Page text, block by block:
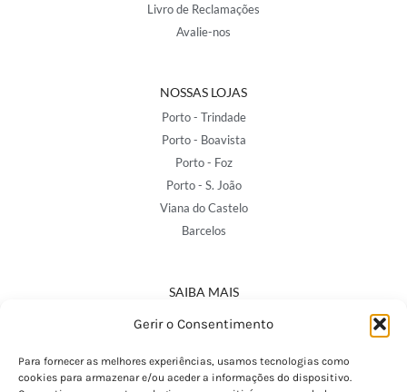
Gerir o Consentimento
Para fornecer as melhores experiências, usamos tecnologias como
cookies para armazenar e/ou aceder a informações do dispositivo.
Livro de Reclamações
Avalie-nos
NOSSAS LOJAS
Porto - Trindade
Porto - Boavista
Porto - Foz
Porto - S. João
Viana do Castelo
Barcelos
SAIBA MAIS
Política de Privacidade
Termos e Condições
Perguntas Frequentes